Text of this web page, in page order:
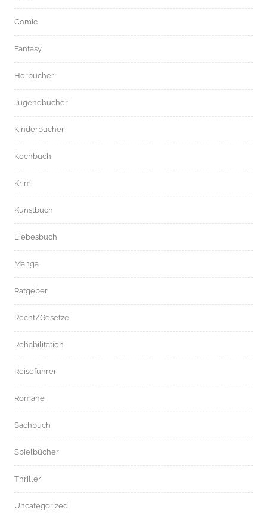
Comic
Fantasy
Hörbücher
Jugendbücher
Kinderbücher
Kochbuch
Krimi
Kunstbuch
Liebesbuch
Manga
Ratgeber
Recht/Gesetze
Rehabilitation
Reiseführer
Romane
Sachbuch
Spielbücher
Thriller
Uncategorized